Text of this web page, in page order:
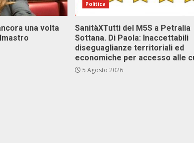
una volta
Politica
SanitàXTutti del M5S a Petralia
Sottana. Di Paola: Inaccettabili
diseguaglianze territoriali ed
economiche per accesso alle
5 Agosto 2026